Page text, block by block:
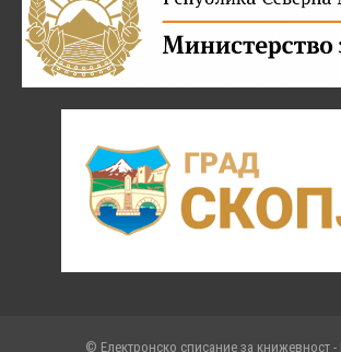
© Електронско списание за книжевност